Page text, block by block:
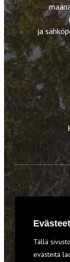
ja
Evästeet
Tällä
evästeitä